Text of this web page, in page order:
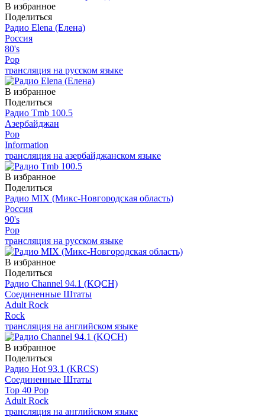
В избранное
Поделиться
Радио Elena (Елена)
Россия
80's
Pop
трансляция на русском языке
В избранное
Поделиться
Радио Tmb 100.5
Азербайджан
Pop
Information
трансляция на азербайджанском языке
В избранное
Поделиться
Радио MIX (Микс-Новгородская область)
Россия
90's
Pop
трансляция на русском языке
В избранное
Поделиться
Радио Channel 94.1 (KQCH)
Соединенные Штаты
Adult Rock
Rock
трансляция на английском языке
В избранное
Поделиться
Радио Hot 93.1 (KRCS)
Соединенные Штаты
Top 40 Pop
Adult Rock
трансляция на английском языке